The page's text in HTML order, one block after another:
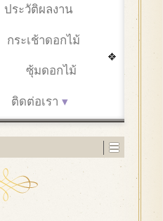
ประวัติผลงาน
กระเช้าดอกไม้
ซุ้มดอกไม้
ติดต่อเรา